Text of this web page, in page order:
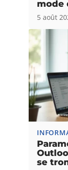
mode
5 août
se